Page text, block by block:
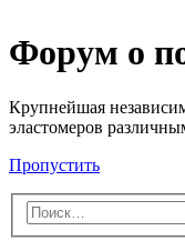
Форум о
Крупнейшая
эластомеров
Пропустить